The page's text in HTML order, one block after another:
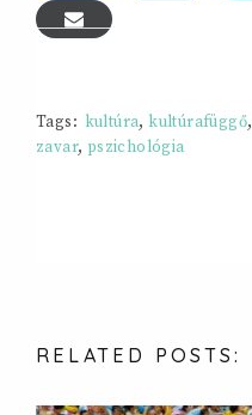
Tags: kultúra,kultúrafüggő,
zavar, pszichológia
RELATED POSTS: